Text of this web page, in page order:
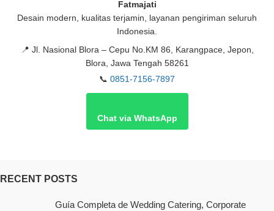
Fatmajati
Desain modern, kualitas terjamin, layanan pengiriman seluruh
Indonesia.
📍 Jl. Nasional Blora – Cepu No.KM 86, Karangpace, Jepon,
Blora, Jawa Tengah 58261
📞 0851-7156-7897
Chat via WhatsApp
RECENT POSTS
Guía Completa de Wedding Catering, Corporate